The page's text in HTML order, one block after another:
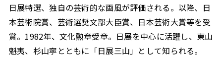
日展特選、独自の芸術的な画風が評価される。以降、日
本芸術院賞、芸術選奨文部大臣賞、日本芸術大賞等を受
賞。1982年、文化勲章受章。日展を中心に活躍し、東山
魁夷、杉山寧とともに「日展三山」として知られる。